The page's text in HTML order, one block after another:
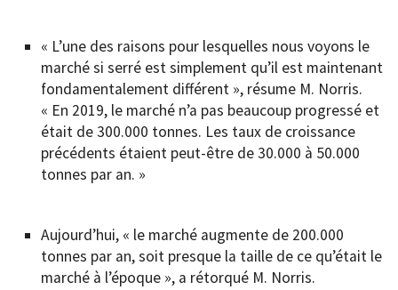
« L’une des raisons pour lesquelles nous voyons le
marché si serré est simplement qu’il est maintenant
fondamentalement différent », résume M. Norris.
« En 2019, le marché n’a pas beaucoup progressé et
était de 300.000 tonnes. Les taux de croissance
précédents étaient peut-être de 30.000 à 50.000
tonnes par an. »
Aujourd’hui, « le marché augmente de 200.000
tonnes par an, soit presque la taille de ce qu’était le
marché à l’époque », a rétorqué M. Norris.